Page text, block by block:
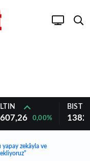
0,00%
BIST
yapay zekâyla ve